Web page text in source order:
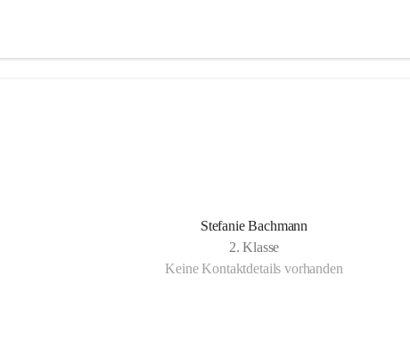
Stefanie Bachmann
2. Klasse
Keine Kontaktdetails vorhanden